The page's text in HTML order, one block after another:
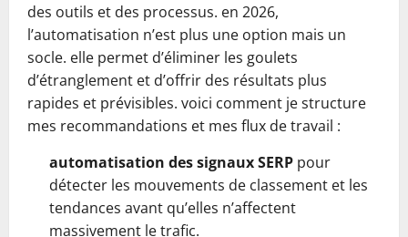
des outils et des processus. en 2026,
l’automatisation n’est plus une option mais un
socle. elle permet d’éliminer les goulets
d’étranglement et d’offrir des résultats plus
rapides et prévisibles. voici comment je structure
mes recommandations et mes flux de travail :
automatisation des signaux SERP pour
détecter les mouvements de classement et les
tendances avant qu’elles n’affectent
massivement le trafic.